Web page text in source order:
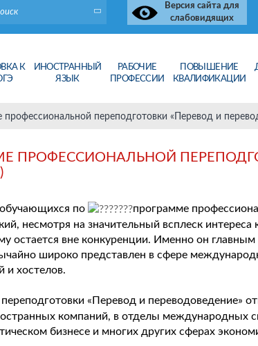
Версия сайта для
слабовидящих
К
ИНОСТРАННЫЙ
ЯЗЫК
РАБОЧИЕ
ПРОФЕССИИ
ПОВЫШЕНИЕ
КВАЛИФИКАЦИИ
переподготовки «Перевод и
ПРОФЕССИОНАЛЬНОЙ
обучающихся по
программе
несмотря на значительный всплеск
остается вне конкуренции. Именно он
широко представлен в сфере
и хостелов.
«Перевод и переводоведение»
компаний, в отделы международных
бизнесе и многих других сферах